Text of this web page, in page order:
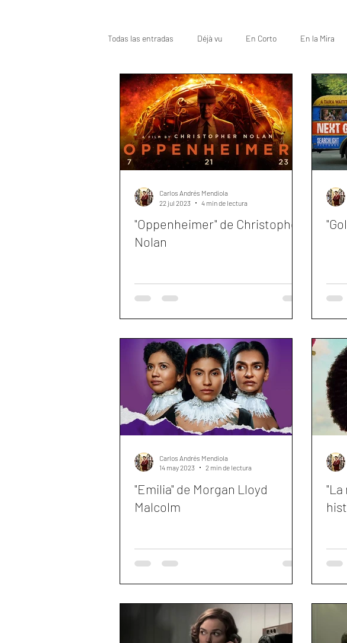
Todas las entradas Déjà vu En Corto En la Mira
Oscar Top
"Oppenheimer" de Christopher
Nolan
Carlos Andrés Mendiola
22 jul 2023
4 min de lectura
"Emilia" de Morgan Lloyd
Malcolm
Carlos Andrés Mendiola
14 may 2023
2 min de lectura